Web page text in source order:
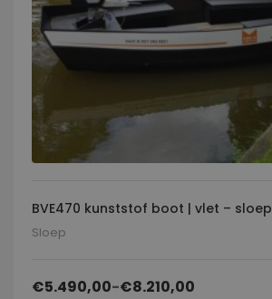
BVE470 kunststof boot | vlet – sloep
Sloep
€5.490,00-€8.210,00